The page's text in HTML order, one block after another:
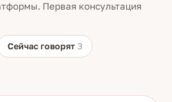
Первая консультация
Сейчас говорят 3